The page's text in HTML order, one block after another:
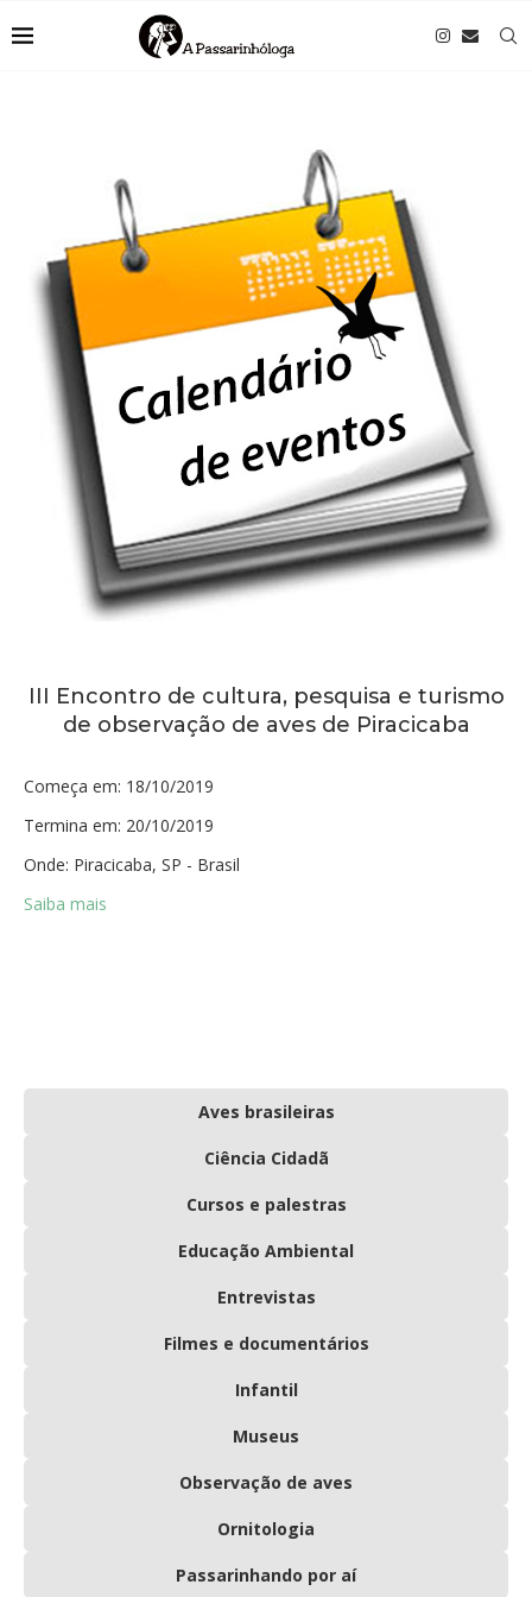
III Encontro de cultura, pesquisa e turismo
de observação de aves de Piracicaba
Começa em: 18/10/2019
Termina em: 20/10/2019
Onde: Piracicaba, SP - Brasil
Saiba mais
Aves brasileiras
Ciência Cidadã
Cursos e palestras
Educação Ambiental
Entrevistas
Filmes e documentários
Infantil
Museus
Observação de aves
Ornitologia
Passarinhando por aí